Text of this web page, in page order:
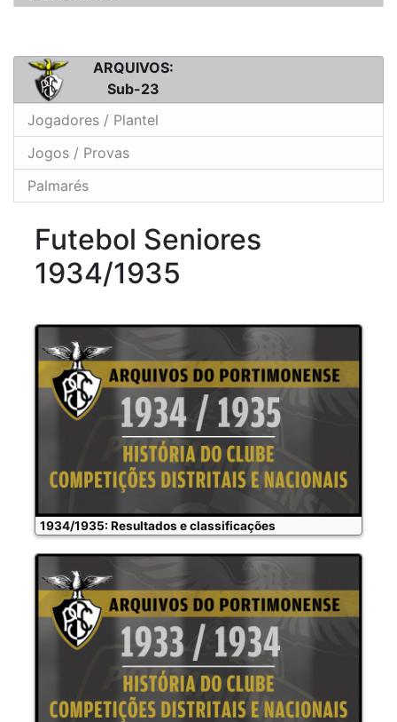
ARQUIVOS:
Sub-23
Jogadores / Plantel
Jogos / Provas
Palmarés
Futebol Seniores
1934/1935
1934/1935: Resultados e classificações